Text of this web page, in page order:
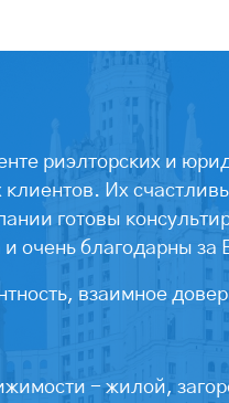
риэлторских и
Их
готовы
очень благодарны
взаимное
- жилой,